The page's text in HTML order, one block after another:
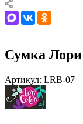
Сумка
Артикул: LRB-07